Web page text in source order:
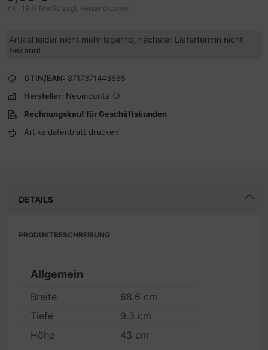
inkl. 19 % MwSt. zzgl. Versandkosten
Artikel leider nicht mehr lagernd, nächster Liefertermin nicht
bekannt
GTIN/EAN: 8717371443665
Hersteller: Neomounts
Rechnungskauf für Geschäftskunden
Artikeldatenblatt drucken
DETAILS
PRODUKTBESCHREIBUNG
Allgemein
Breite
68.6 cm
Tiefe
9.3 cm
Höhe
43 cm